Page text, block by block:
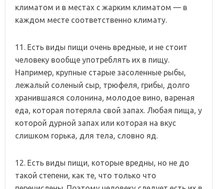
климатом и в местах с жарким климатом — в
каждом месте соответственно климату.
11. Есть виды пищи очень вредные, и не стоит
человеку вообще употреблять их в пищу.
Например, крупные старые засоленные рыбы,
лежалый соленый сыр, трюфеля, грибы, долго
хранившаяся солонина, молодое вино, вареная
еда, которая потеряла свой запах. Любая пища, у
которой дурной запах или которая на вкус
слишком горька, для тела, словно яд.
12. Есть виды пищи, которые вредны, но не до
такой степени, как те, что только что